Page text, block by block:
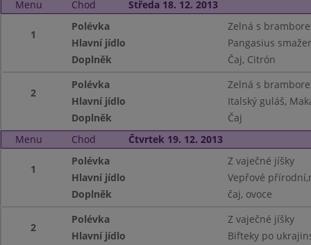
Menu Chod Středa 18. 12. 2013
1
Polévka
Zelná s
Hlavní jídlo
Pangasius
Doplněk
Čaj, Citrón
2
Polévka
Zelná s
Hlavní jídlo
Italský guláš,
Doplněk
Čaj
Menu
Chod Čtvrtek 19. 12. 2013
1
Polévka
Z vaječné jíšky
Hlavní jídlo
Vepřové
Doplněk
čaj, ovoce
2
Polévka
Z vaječné jíšky
Hlavní jídlo
Bifteky po